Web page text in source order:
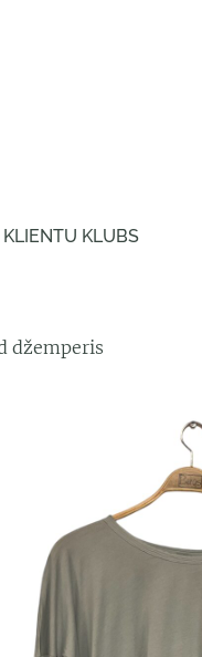
KLIENTU KLUBS
džemperis